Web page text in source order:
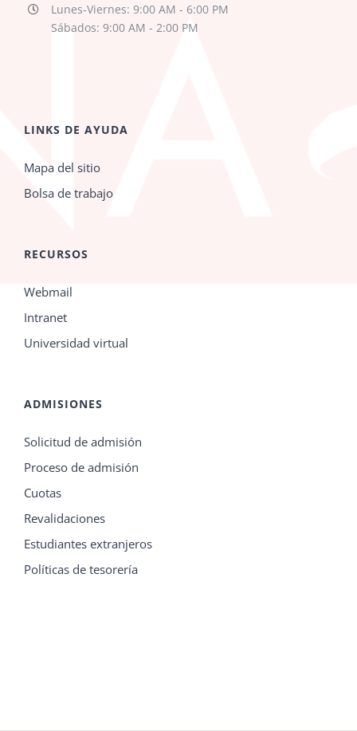
Lunes-Viernes: 9:00 AM - 6:00 PM
Sábados: 9:00 AM - 2:00 PM
LINKS DE AYUDA
Mapa del sitio
Bolsa de trabajo
RECURSOS
Webmail
Intranet
Universidad virtual
ADMISIONES
Solicitud de admisión
Proceso de admisión
Cuotas
Revalidaciones
Estudiantes extranjeros
Políticas de tesorería